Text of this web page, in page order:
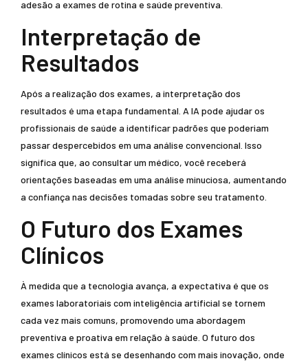
adesão a exames de rotina e saúde preventiva.
Interpretação de
Resultados
Após a realização dos exames, a interpretação dos
resultados é uma etapa fundamental. A IA pode ajudar os
profissionais de saúde a identificar padrões que poderiam
passar despercebidos em uma análise convencional. Isso
significa que, ao consultar um médico, você receberá
orientações baseadas em uma análise minuciosa, aumentando
a confiança nas decisões tomadas sobre seu tratamento.
O Futuro dos Exames
Clínicos
À medida que a tecnologia avança, a expectativa é que os
exames laboratoriais com inteligência artificial se tornem
cada vez mais comuns, promovendo uma abordagem
preventiva e proativa em relação à saúde. O futuro dos
exames clínicos está se desenhando com mais inovação, onde